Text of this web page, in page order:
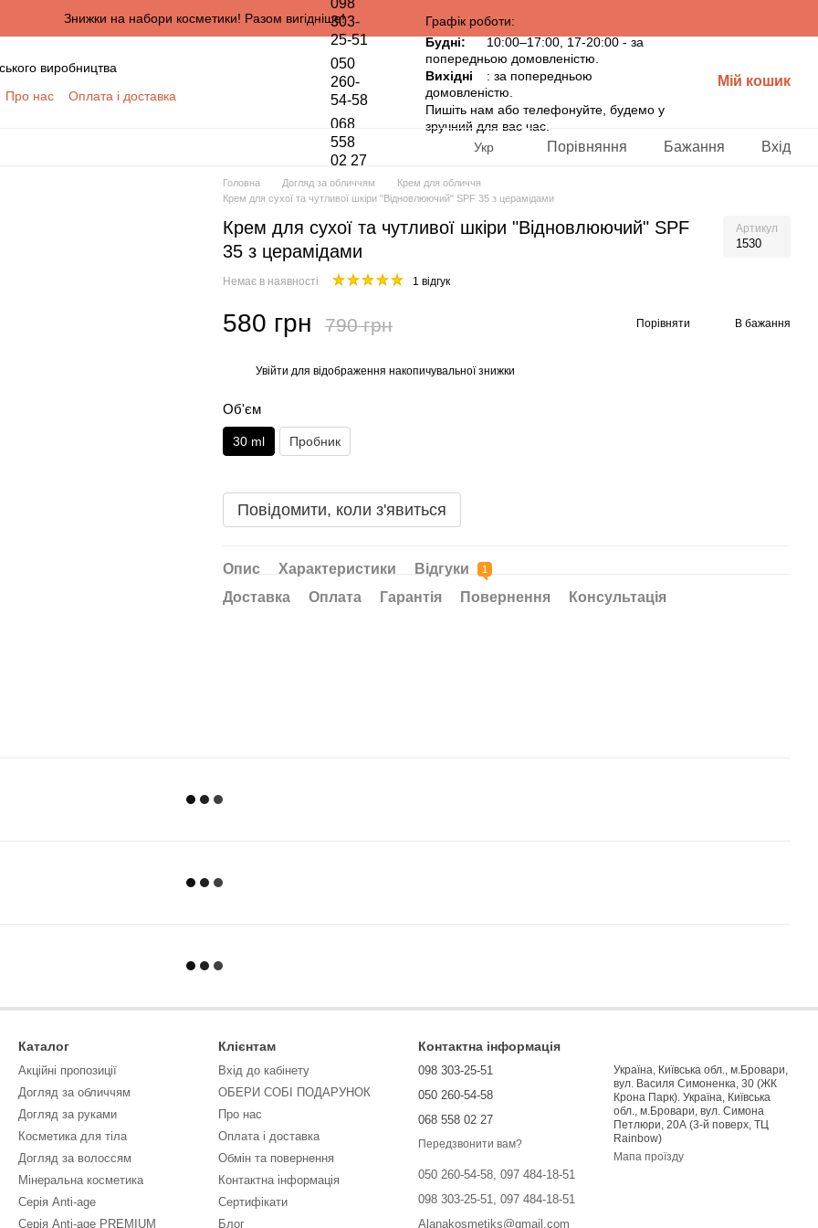
Знижки на набори косметики! Разом вигідніше!
виробництва
Про нас
Оплата і доставка
098
303-
25-51
050
260-
54-58
068
558
02 27
Графік роботи:
Будні:
10:00–17:00, 17-20:00 - за
попередньою домовленістю.
Вихідні
: за попередньою
домовленістю.
Пишіть нам або телефонуйте, будемо у
зручний для вас час.
Мій кошик
Укр Порівняння Бажання Вхід
Головна Догляд за обличчям
Крем для обличчя
Крем для сухої та чутливої шкіри "Відновлюючий" SPF 35 з церамідами
Крем для сухої та чутливої шкіри "Відновлюючий" SPF
35 з церамідами
Артикул
1530
Немає в наявності 1 відгук
580 грн 790 грн Порівняти В бажання
Увійти для відображення накопичувальної знижки
Об'єм
30 ml Пробник
Повідомити, коли з'явиться
Опис Характеристики Відгуки 1
Доставка Оплата Гарантія Повернення Консультація
Каталог
Акційні пропозиції
Догляд за обличчям
Догляд за руками
Косметика для тіла
Догляд за волоссям
Мінеральна косметика
Серія Anti-age
Серія Anti-age PREMIUM
Клієнтам
Вхід до кабінету
ОБЕРИ СОБІ ПОДАРУНОК
Про нас
Оплата і доставка
Обмін та повернення
Контактна інформація
Сертифікати
Блог
Контактна інформація
098 303-25-51
050 260-54-58
068 558 02 27
Передзвонити вам?
050 260-54-58, 097 484-18-51
098 303-25-51, 097 484-18-51
Alanakosmetiks@gmail.com
Україна, Київська обл., м.Бровари,
вул. Василя Симоненка, 30 (ЖК
Крона Парк). Україна, Київська
обл., м.Бровари, вул. Симона
Петлюри, 20А (3-й поверх, ТЦ
Rainbow)
Мапа проїзду